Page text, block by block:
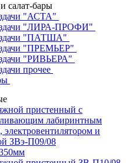
салат-бары
"АСТА"
"ЛИРА-ПРОФИ"
"ПАТША"
"ПРЕМЬЕР"
"РИВЬЕРА"
прочее
пристенный с
лабиринтным
электровентилятором и
ЗВэ-П09/08